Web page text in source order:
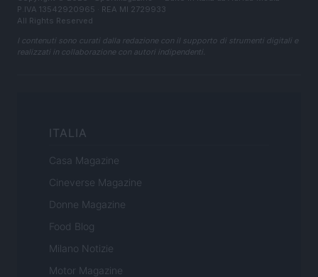
P.IVA 13542920965 · REA MI 2729933
All Rights Reserved
I contenuti sono curati dalla redazione con il supporto di strumenti digitali e
realizzati in collaborazione con autori indipendenti.
ITALIA
Casa Magazine
Cineverse Magazine
Donne Magazine
Food Blog
Milano Notizie
Motor Magazine